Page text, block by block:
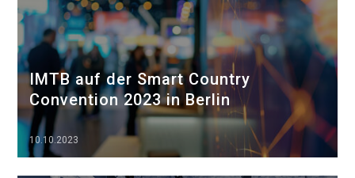
IMTB auf der Smart Country
Convention 2023 in Berlin
10.10.2023